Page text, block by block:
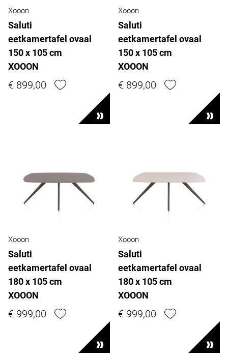
Xooon
Saluti
eetkamertafel ovaal
150 x 105 cm
XOOON
€ 899,00
Xooon
Saluti
eetkamertafel ovaal
150 x 105 cm
XOOON
€ 899,00
Xooon
Saluti
eetkamertafel ovaal
180 x 105 cm
XOOON
€ 999,00
Xooon
Saluti
eetkamertafel ovaal
180 x 105 cm
XOOON
€ 999,00